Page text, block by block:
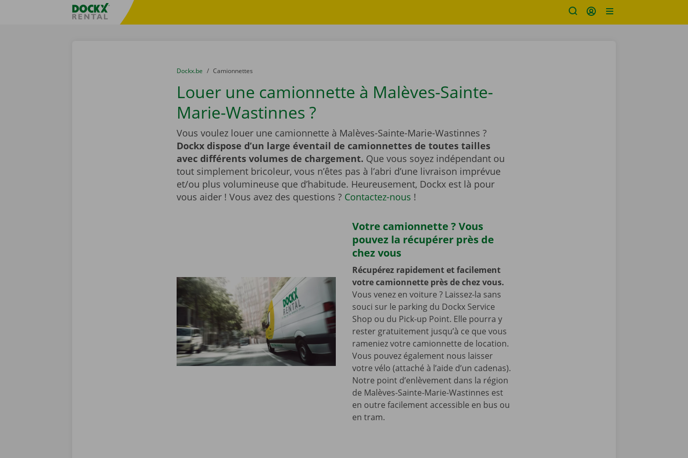
sitename
You are here:
du
Dockx.be to
Camionnettes
Louer une camionnette à Malèves-Sainte-
Marie-Wastinnes ?
Vous voulez louer une camionnette à Malèves-Sainte-Marie-Wastinnes ?
Dockx dispose d’un large éventail de camionnettes de toutes tailles
avec différents volumes de chargement. Que vous soyez indépendant ou
tout simplement bricoleur, vous n’êtes pas à l’abri d’une livraison imprévue
et/ou plus volumineuse que d’habitude. Heureusement, Dockx est là pour
vous aider ! Vous avez des questions ? Contactez-nous !
Votre camionnette ? Vous
pouvez la récupérer près de
chez vous
Récupérez rapidement et facilement
votre camionnette près de chez vous.
Vous venez en voiture ? Laissez-la sans
souci sur le parking du Dockx Service
Shop ou du Pick-up Point. Elle pourra y
rester gratuitement jusqu’à ce que vous
rameniez votre camionnette de location.
Vous pouvez également nous laisser
votre vélo (attaché à l’aide d’un cadenas).
Notre point d’enlèvement dans la région
de Malèves-Sainte-Marie-Wastinnes est
en outre facilement accessible en bus ou
en tram.